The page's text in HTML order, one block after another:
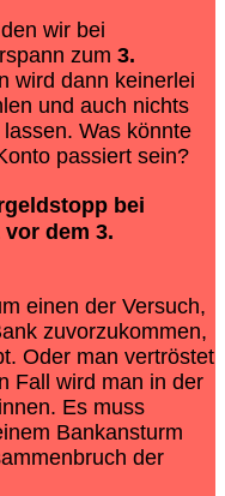
wir bei
zum 3.
wird dann keinerlei
und auch nichts
Was könnte
passiert sein?
bei
dem 3.
einen der Versuch,
zuvorzukommen,
Oder man vertröstet
Fall wird man in der
Es muss
Bankansturm
der